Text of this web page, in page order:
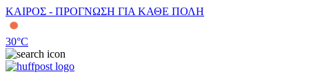
ΚΑΙΡΟΣ - ΠΡΟΓΝΩΣΗ ΓΙΑ ΚΑΘΕ ΠΟΛΗ
30°C